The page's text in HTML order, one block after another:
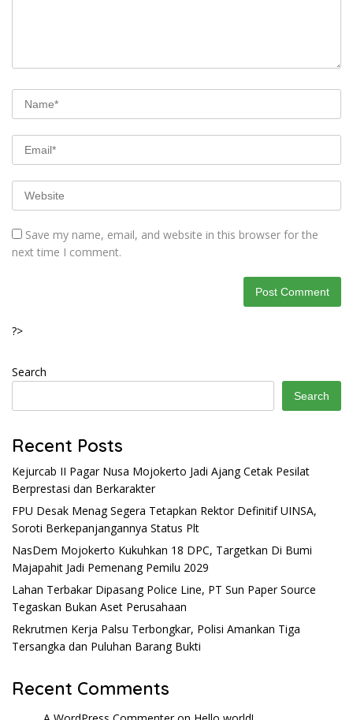
Save my name, email, and website in this browser for the
next time I comment.
?>
Search
Search
Recent Posts
Kejurcab II Pagar Nusa Mojokerto Jadi Ajang Cetak Pesilat
Berprestasi dan Berkarakter
FPU Desak Menag Segera Tetapkan Rektor Definitif UINSA,
Soroti Berkepanjangannya Status Plt
NasDem Mojokerto Kukuhkan 18 DPC, Targetkan Di Bumi
Majapahit Jadi Pemenang Pemilu 2029
Lahan Terbakar Dipasang Police Line, PT Sun Paper Source
Tegaskan Bukan Aset Perusahaan
Rekrutmen Kerja Palsu Terbongkar, Polisi Amankan Tiga
Tersangka dan Puluhan Barang Bukti
Recent Comments